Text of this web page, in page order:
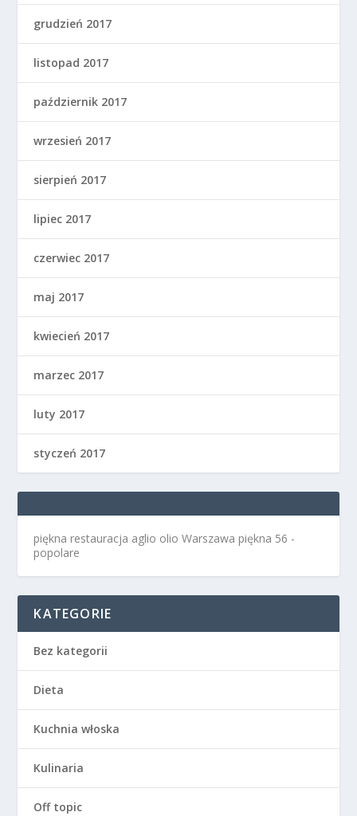
grudzień 2017
listopad 2017
październik 2017
wrzesień 2017
sierpień 2017
lipiec 2017
czerwiec 2017
maj 2017
kwiecień 2017
marzec 2017
luty 2017
styczeń 2017
piękna restauracja aglio olio Warszawa piękna 56 -
popolare
KATEGORIE
Bez kategorii
Dieta
Kuchnia włoska
Kulinaria
Off topic